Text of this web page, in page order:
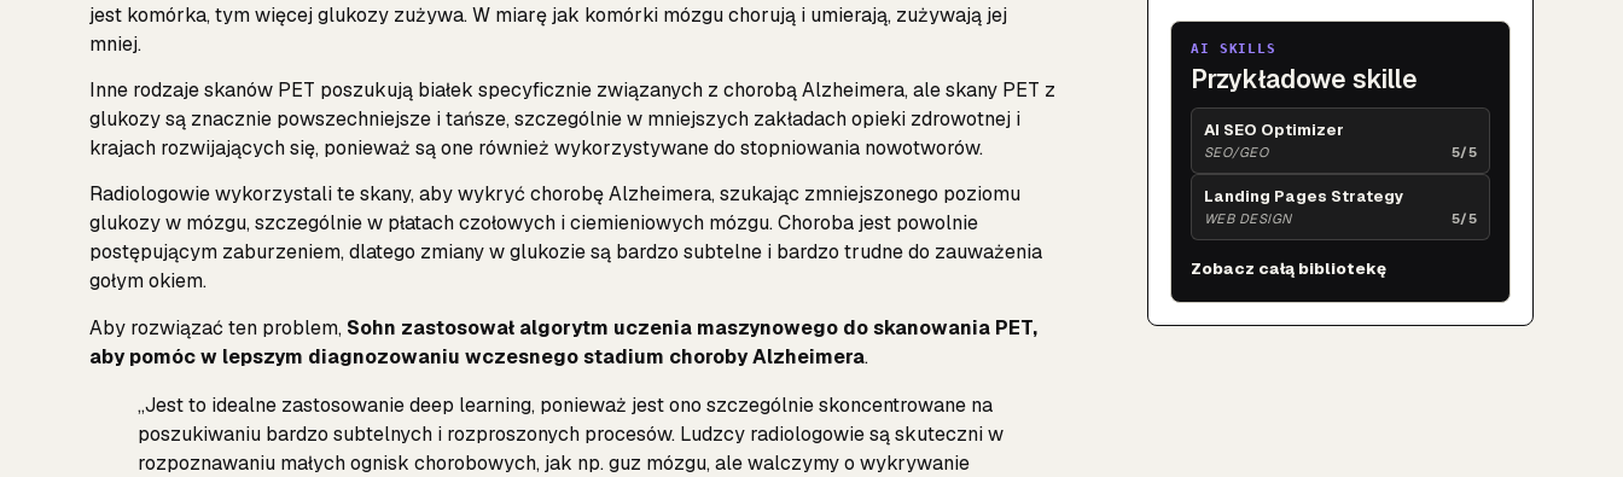
jest komórka, tym więcej glukozy zużywa. W miarę jak komórki mózgu chorują i umierają, zużywają jej
mniej.
Inne rodzaje skanów PET poszukują białek specyficznie związanych z chorobą Alzheimera, ale skany PET z
glukozy są znacznie powszechniejsze i tańsze, szczególnie w mniejszych zakładach opieki zdrowotnej i
krajach rozwijających się, ponieważ są one również wykorzystywane do stopniowania nowotworów.
Radiologowie wykorzystali te skany, aby wykryć chorobę Alzheimera, szukając zmniejszonego poziomu
glukozy w mózgu, szczególnie w płatach czołowych i ciemieniowych mózgu. Choroba jest powolnie
postępującym zaburzeniem, dlatego zmiany w glukozie są bardzo subtelne i bardzo trudne do zauważenia
gołym okiem.
Aby rozwiązać ten problem, Sohn zastosował algorytm uczenia maszynowego do skanowania PET,
aby pomóc w lepszym diagnozowaniu wczesnego stadium choroby Alzheimera.
„Jest to idealne zastosowanie deep learning, ponieważ jest ono szczególnie skoncentrowane na
poszukiwaniu bardzo subtelnych i rozproszonych procesów. Ludzcy radiologowie są skuteczni w
rozpoznawaniu małych ognisk chorobowych, jak np. guz mózgu, ale walczymy o wykrywanie
AI SKILLS
Przykładowe skille
AI SEO Optimizer
SEO/GEO 5/5
Landing Pages Strategy
WEB DESIGN 5/5
Zobacz całą bibliotekę